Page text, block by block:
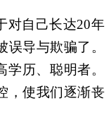
对自己长达20年
误导与欺骗了 。
学历、聪明者。
，使我们逐渐丧